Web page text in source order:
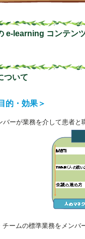
e-learning コンテン
ついて
的・効果＞
バーが業務を介して患者
チームの標準業務をメン